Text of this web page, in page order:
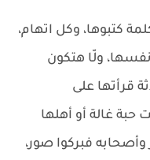
كتبوها، وكل اتهام،
ولّا هتكون
قرأتها على
حبة غالة أو أهلها
فبركوا صور،